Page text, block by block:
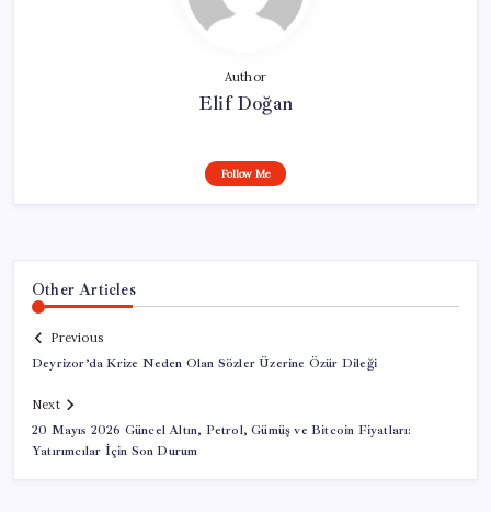
Author
Elif Doğan
Follow Me
Other Articles
Previous
Deyrizor’da Krize Neden Olan Sözler Üzerine Özür Dileği
Next
20 Mayıs 2026 Güncel Altın, Petrol, Gümüş ve Bitcoin Fiyatları:
Yatırımcılar İçin Son Durum